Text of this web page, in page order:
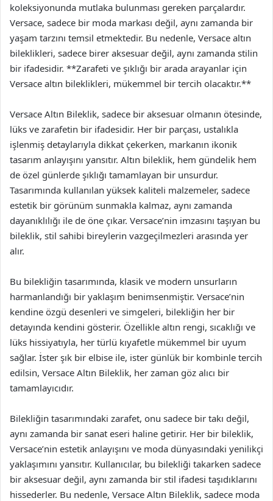
koleksiyonunda mutlaka bulunması gereken parçalardır.
Versace, sadece bir moda markası değil, aynı zamanda bir
yaşam tarzını temsil etmektedir. Bu nedenle, Versace altın
bileklikleri, sadece birer aksesuar değil, aynı zamanda stilin
bir ifadesidir. **Zarafeti ve şıklığı bir arada arayanlar için
Versace altın bileklikleri, mükemmel bir tercih olacaktır.**
Versace Altın Bileklik, sadece bir aksesuar olmanın ötesinde,
lüks ve zarafetin bir ifadesidir. Her bir parçası, ustalıkla
işlenmiş detaylarıyla dikkat çekerken, markanın ikonik
tasarım anlayışını yansıtır. Altın bileklik, hem gündelik hem
de özel günlerde şıklığı tamamlayan bir unsurdur.
Tasarımında kullanılan yüksek kaliteli malzemeler, sadece
estetik bir görünüm sunmakla kalmaz, aynı zamanda
dayanıklılığı ile de öne çıkar. Versace’nin imzasını taşıyan bu
bileklik, stil sahibi bireylerin vazgeçilmezleri arasında yer
alır.
Bu bilekliğin tasarımında, klasik ve modern unsurların
harmanlandığı bir yaklaşım benimsenmiştir. Versace’nin
kendine özgü desenleri ve simgeleri, bilekliğin her bir
detayında kendini gösterir. Özellikle altın rengi, sıcaklığı ve
lüks hissiyatıyla, her türlü kıyafetle mükemmel bir uyum
sağlar. İster şık bir elbise ile, ister günlük bir kombinle tercih
edilsin, Versace Altın Bileklik, her zaman göz alıcı bir
tamamlayıcıdır.
Bilekliğin tasarımındaki zarafet, onu sadece bir takı değil,
aynı zamanda bir sanat eseri haline getirir. Her bir bileklik,
Versace’nin estetik anlayışını ve moda dünyasındaki yenilikçi
yaklaşımını yansıtır. Kullanıcılar, bu bilekliği takarken sadece
bir aksesuar değil, aynı zamanda bir stil ifadesi taşıdıklarını
hissederler. Bu nedenle, Versace Altın Bileklik, sadece moda